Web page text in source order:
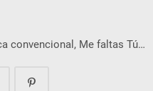
convencional, Me faltas Tú…